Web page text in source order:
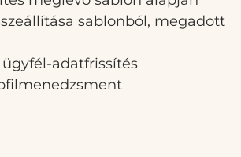
sablonból, megadott
ügyfél-adatfrissítés